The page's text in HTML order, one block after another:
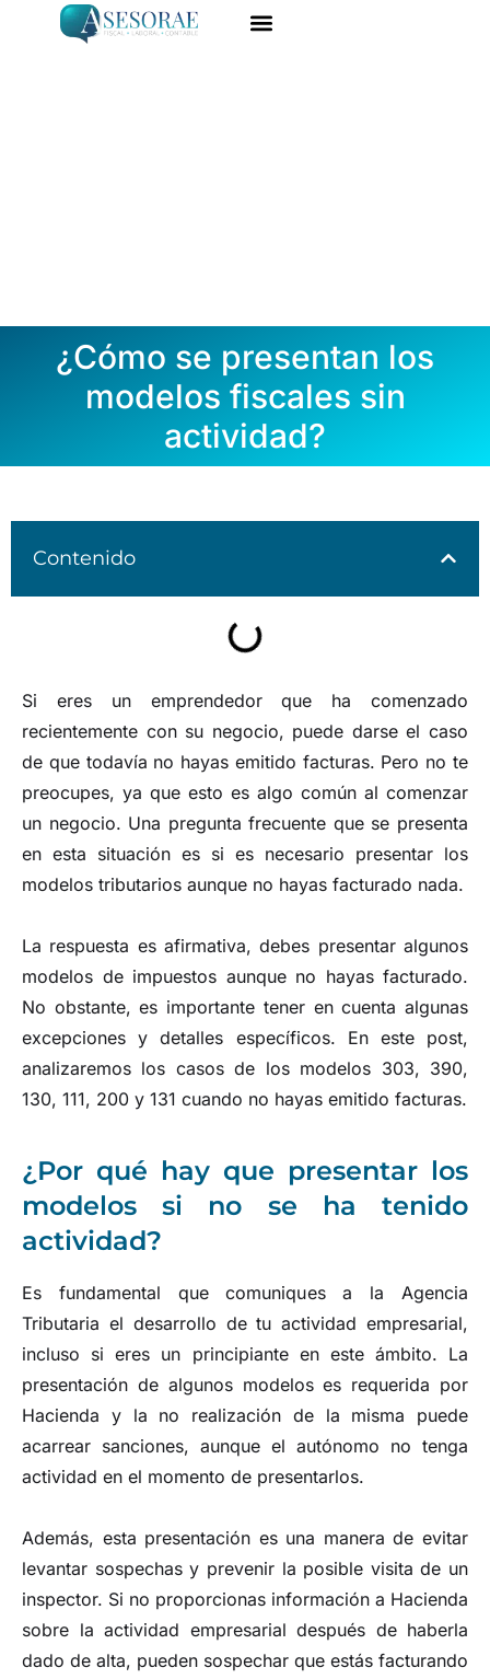
¿Cómo se presentan los
modelos fiscales sin
actividad?
Contenido
Si eres un emprendedor que ha comenzado
recientemente con su negocio, puede darse el caso
de que todavía no hayas emitido facturas. Pero no te
preocupes, ya que esto es algo común al comenzar
un negocio. Una pregunta frecuente que se presenta
en esta situación es si es necesario presentar los
modelos tributarios aunque no hayas facturado nada.
La respuesta es afirmativa, debes presentar algunos
modelos de impuestos aunque no hayas facturado.
No obstante, es importante tener en cuenta algunas
excepciones y detalles específicos. En este post,
analizaremos los casos de los modelos 303, 390,
130, 111, 200 y 131 cuando no hayas emitido facturas.
¿Por qué hay que presentar los
modelos si no se ha tenido
actividad?
Es fundamental que comuniques a la Agencia
Tributaria el desarrollo de tu actividad empresarial,
incluso si eres un principiante en este ámbito. La
presentación de algunos modelos es requerida por
Hacienda y la no realización de la misma puede
acarrear sanciones, aunque el autónomo no tenga
actividad en el momento de presentarlos.
Además, esta presentación es una manera de evitar
levantar sospechas y prevenir la posible visita de un
inspector. Si no proporcionas información a Hacienda
sobre la actividad empresarial después de haberla
dado de alta, pueden sospechar que estás facturando